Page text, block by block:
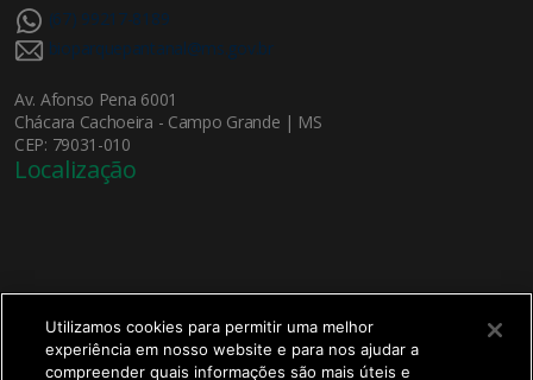
(67) 99217-8189
bioparquepantanal@ms.gov.br
Av. Afonso Pena 6001
Chácara Cachoeira - Campo Grande | MS
CEP: 79031-010
Localização
Utilizamos cookies para permitir uma melhor
experiência em nosso website e para nos ajudar a
compreender quais informações são mais úteis e